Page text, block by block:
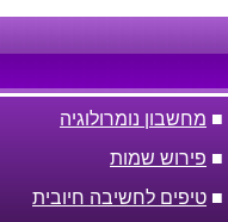
■ מחשבון נומרולוגיה
■ פירוש שמות
■ טיפים לחשיבה חיובית